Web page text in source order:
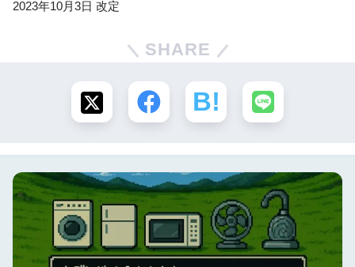
2023年10月3日 改定
SHARE